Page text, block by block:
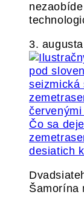
3.
Čo sa
desiatich
Šamorína